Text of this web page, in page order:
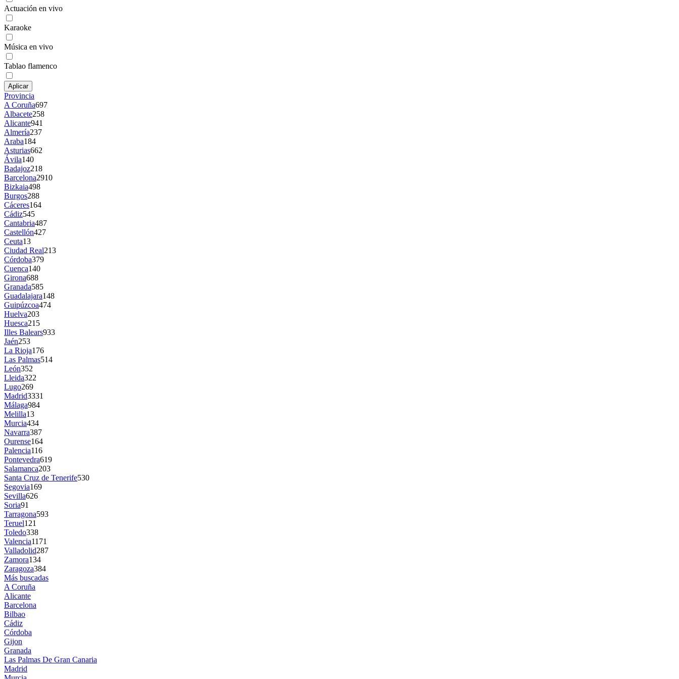
Actuación en vivo
Karaoke
Música en vivo
Tablao flamenco
Aplicar
Provincia
A Coruña697
Albacete258
Alicante941
Almería237
Araba184
Asturias662
Ávila140
Badajoz218
Barcelona2910
Bizkaia498
Burgos288
Cáceres164
Cádiz545
Cantabria487
Castellón427
Ceuta13
Ciudad Real213
Córdoba379
Cuenca140
Girona688
Granada585
Guadalajara148
Guipúzcoa474
Huelva203
Huesca215
Illes Balears933
Jaén253
La Rioja176
Las Palmas514
León352
Lleida322
Lugo269
Madrid3331
Málaga984
Melilla13
Murcia434
Navarra387
Ourense164
Palencia116
Pontevedra619
Salamanca203
Santa Cruz de Tenerife530
Segovia169
Sevilla626
Soria91
Tarragona593
Teruel121
Toledo338
Valencia1171
Valladolid287
Zamora134
Zaragoza384
Más buscadas
A Coruña
Alicante
Barcelona
Bilbao
Cádiz
Córdoba
Gijon
Granada
Las Palmas De Gran Canaria
Madrid